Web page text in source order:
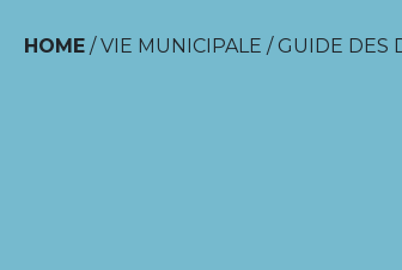
HOME /VIE MUNICIPALE / GUIDE DES